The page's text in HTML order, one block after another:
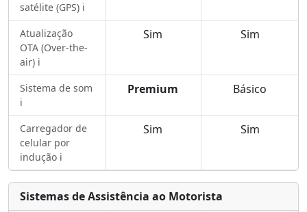
satélite (GPS) ℹ️
Atualização
OTA (Over-the-
air) ℹ️
Sim Sim
Sistema de som
ℹ️
Premium Básico
Carregador de
celular por
indução ℹ️
Sim Sim
Sistemas de Assistência ao Motorista